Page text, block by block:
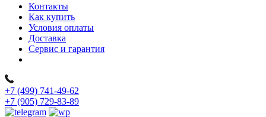
Контакты
Как купить
Условия оплаты
Доставка
Сервис и гарантия
+7 (499) 741-49-62
+7 (905) 729-83-89